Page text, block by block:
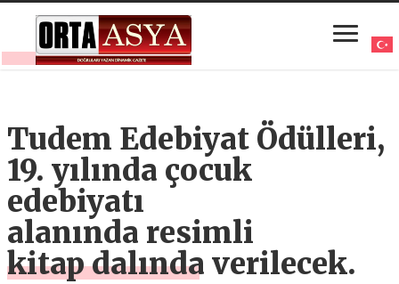
Tudem Edebiyat Ödülleri,
19. yılında çocuk
edebiyatı
alanında resimli
kitap dalında verilecek.